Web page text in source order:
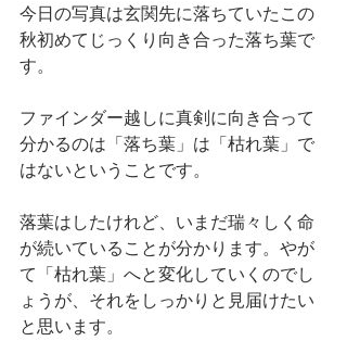
今日の写真は玄関先に落ちていたこの
秋初めてじっくり向き合った落ち葉で
す。
ファインダー越しに真剣に向き合って
分かるのは「落ち葉」は「枯れ葉」で
はないということです。
落葉はしたけれど、いまだ瑞々しく命
が続いていることが分かります。やが
て「枯れ葉」へと変化していくのでし
ょうが、それをしっかりと見届けたい
と思います。